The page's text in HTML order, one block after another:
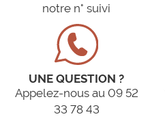
notre n° suivi
UNE QUESTION ?
Appelez-nous au 09 52
33 78 43